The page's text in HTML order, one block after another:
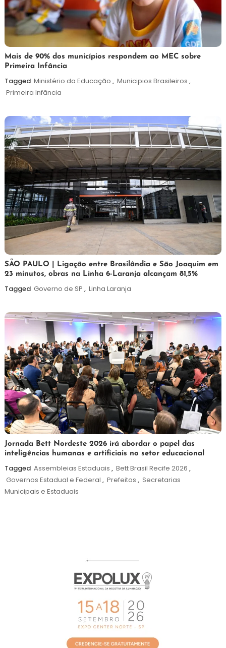
25
de
maio
de
Maurilio
Mais de 90% dos municípios respondem ao MEC sobre
Primeira Infância
Tagged Ministério da Educação , Municipios Brasileiros ,
Primeira Infância
19
de
maio
Maurilio
SÃO PAULO | Ligação entre Brasilândia e São Joaquim em
23 minutos, obras na Linha 6-Laranja alcançam 81,5%
Tagged Governo de SP , Linha Laranja
19
de
maio
de
Maurilio
Jornada Bett Nordeste 2026 irá abordar o papel das
inteligências humanas e artificiais no setor educacional
Tagged Assembleias Estaduais , Bett Brasil Recife 2026 ,
Governos Estadual e Federal , Prefeitos , Secretarias
Municipais e Estaduais